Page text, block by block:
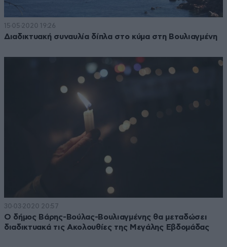
15·05·2020 19:26
Διαδικτυακή συναυλία δίπλα στο κύμα στη Βουλιαγμένη
30·03·2020 20:57
Ο δήμος Βάρης-Βούλας-Βουλιαγμένης θα μεταδώσει
διαδικτυακά τις Ακολουθίες της Μεγάλης Εβδομάδας